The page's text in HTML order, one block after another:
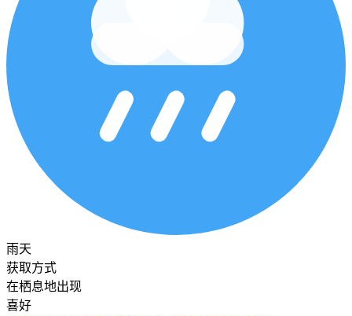
雨天
获取方式
在栖息地出现
喜好